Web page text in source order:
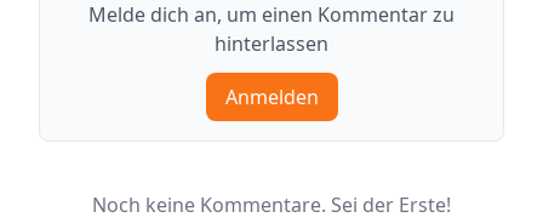
Melde dich an, um einen Kommentar zu
hinterlassen
Anmelden
Noch keine Kommentare. Sei der Erste!